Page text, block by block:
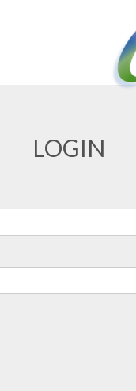
LOGIN